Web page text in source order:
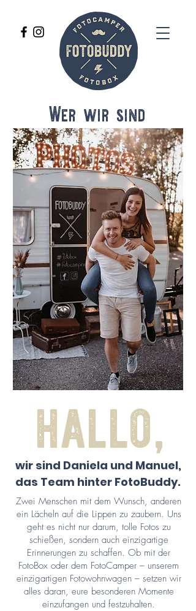
Wer wir sind
hallo,
wir sind Daniela und Manuel,
das Team hinter FotoBuddy.
Zwei Menschen mit dem Wunsch, anderen
ein Lächeln auf die Lippen zu zaubern. Uns
geht es nicht nur darum, tolle Fotos zu
schießen, sondern auch einzigartige
Erinnerungen zu schaffen. Ob mit der
FotoBox oder dem FotoCamper – unserem
einzigartigen Fotowohnwagen – setzen wir
alles daran, eure besonderen Momente
einzufangen und festzuhalten.